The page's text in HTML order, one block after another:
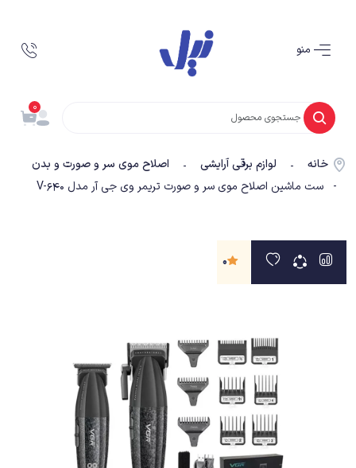
0
خانه - لوازم برقی آرایشی -
اصلاح موی سر و صورت و بدن
- ست ماشین اصلاح موی سر و صورت تریمر وی جی آر مدل V-640
0